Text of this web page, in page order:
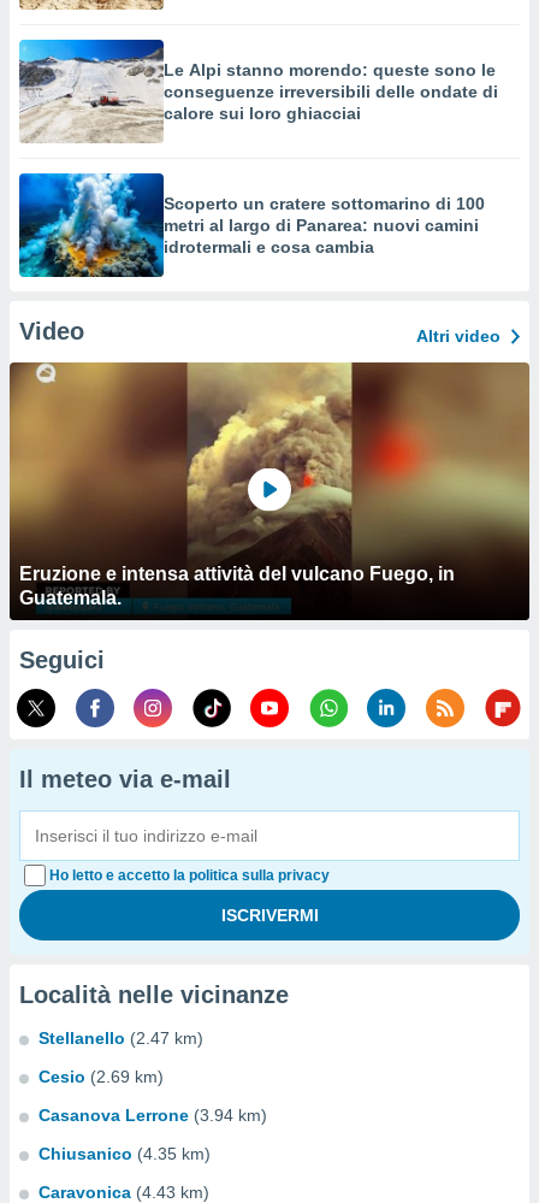
Le Alpi stanno morendo: queste sono le
conseguenze irreversibili delle ondate di
calore sui loro ghiacciai
Scoperto un cratere sottomarino di 100
metri al largo di Panarea: nuovi camini
idrotermali e cosa cambia
Video Altri video
Eruzione e intensa attività del vulcano Fuego, in
Guatemala.
Seguici
Il meteo via e-mail
Ho letto e accetto la politica sulla privacy
Località nelle vicinanze
Stellanello (2.47 km)
Cesio (2.69 km)
Casanova Lerrone (3.94 km)
Chiusanico (4.35 km)
Caravonica (4.43 km)